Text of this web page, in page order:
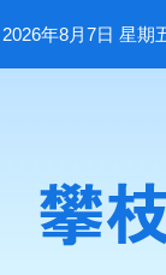
年8月7日 星期